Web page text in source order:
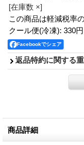
[在庫数 ×]
この商品は軽減税率
クール便(冷凍): 330
Facebookでシェア
返品特約に関する
商品詳細